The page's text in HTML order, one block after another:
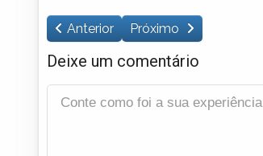
Anterior Próximo
Deixe um comentário